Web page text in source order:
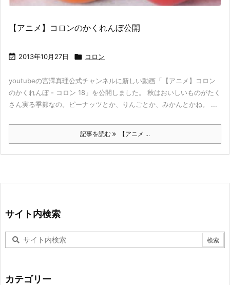
【アニメ】コロンのかくれんぼ公開
 2013年10月27日  コロン
youtubeの宮澤真理公式チャンネルに新しい動画「【アニメ】コロン
のかくれんぼ - コロン 18」を公開しました。 秋はおいしいものがたく
さん実る季節なの。ピーナッツとか、りんごとか、みかんとかね。 ...
記事を読む 【アニメ ...
サイト内検索
カテゴリー